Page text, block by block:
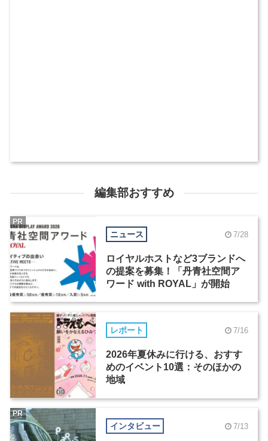
編集部おすすめ
ニュース 7/28
ロイヤルホストなど3ブランドへ
の提案を募集！「丹青社空間ア
ワード with ROYAL」が開始
PR
レポート 7/16
2026年夏休みに行ける、おすす
めのイベント10選：そのほかの
地域
インタビュー 7/13
PR